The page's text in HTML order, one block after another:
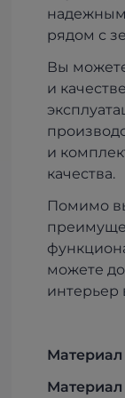
рядом с
Вы
и
и
качества.
Помимо
можете
интерьер
Матер
Мате